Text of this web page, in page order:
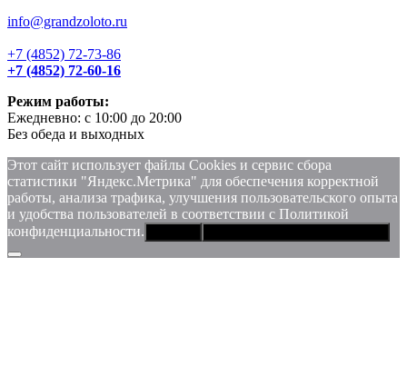
info@grandzoloto.ru
+7 (4852) 72-73-86
+7 (4852) 72-60-16
Режим работы:
Ежедневно: с 10:00 до 20:00
Без обеда и выходных
Этот сайт использует файлы Сookies и сервис сбора
статистики "Яндекс.Метрика" для обеспечения корректной
работы, анализа трафика, улучшения пользовательского опыта
и удобства пользователей в соответствии с Политикой
конфиденциальности.